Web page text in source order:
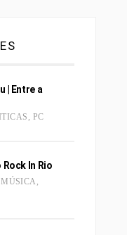
| Entre a
, PC
In Rio
MÚSICA ,